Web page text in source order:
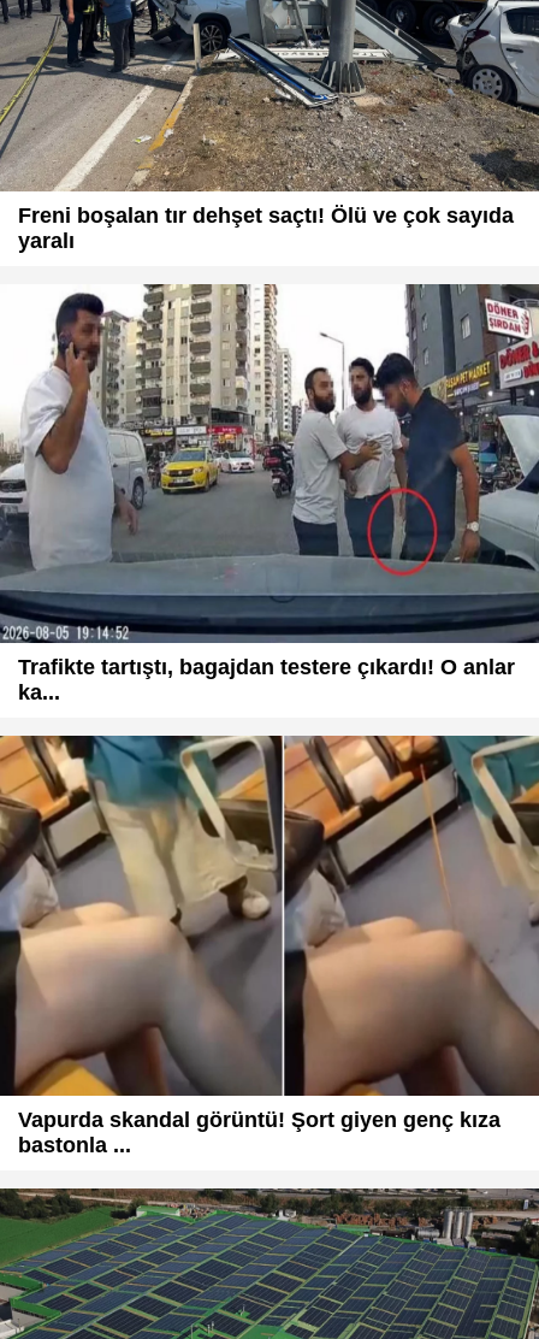
Freni boşalan tır dehşet saçtı! Ölü ve çok sayıda
yaralı
Trafikte tartıştı, bagajdan testere çıkardı! O anlar
ka...
Vapurda skandal görüntü! Şort giyen genç kıza
bastonla ...